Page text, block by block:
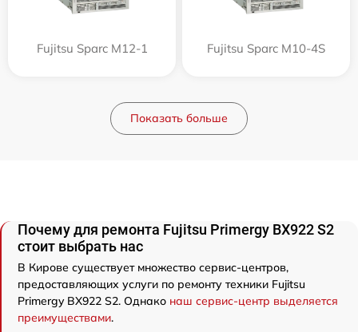
Fujitsu Sparc M12-1 Fujitsu Sparc M10-4S
Показать больше
Почему для ремонта Fujitsu Primergy BX922 S2
стоит выбрать нас
В Кирове существует множество сервис-центров,
предоставляющих услуги по ремонту техники Fujitsu
Primergy BX922 S2. Однако наш сервис-центр выделяется
преимуществами.